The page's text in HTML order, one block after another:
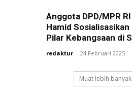
Anggota DPD/MPR
Hamid Sosialisasikan
Pilar Kebangsaan di
redaktur - 24 Februari 2025
Muat lebih banyak